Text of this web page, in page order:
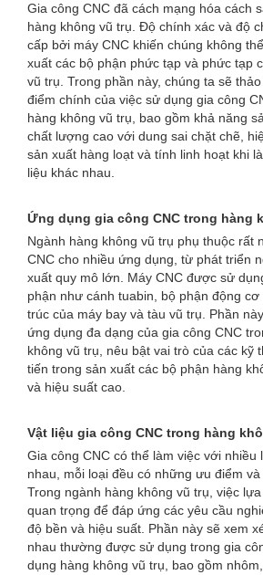
Gia công CNC đã cách mạng hóa cách
hàng không vũ trụ. Độ chính xác và độ
cấp bởi máy CNC khiến chúng không
xuất các bộ phận phức tạp và phức tạp
vũ trụ. Trong phần này, chúng ta sẽ
điểm chính của việc sử dụng gia công
hàng không vũ trụ, bao gồm khả năng
chất lượng cao với dung sai chặt chẽ,
sản xuất hàng loạt và tính linh hoạt khi
liệu khác nhau.
Ứng dụng gia công CNC trong hàng
Ngành hàng không vũ trụ phụ thuộc rất
CNC cho nhiều ứng dụng, từ phát triển
xuất quy mô lớn. Máy CNC được sử
phận như cánh tuabin, bộ phận động
trúc của máy bay và tàu vũ trụ. Phần
ứng dụng đa dạng của gia công CNC
không vũ trụ, nêu bật vai trò của các kỹ
tiến trong sản xuất các bộ phận hàng
và hiệu suất cao.
Vật liệu gia công CNC trong hàng
Gia công CNC có thể làm việc với nhiều
nhau, mỗi loại đều có những ưu điểm và
Trong ngành hàng không vũ trụ, việc
quan trọng để đáp ứng các yêu cầu
độ bền và hiệu suất. Phần này sẽ xem
nhau thường được sử dụng trong gia
dụng hàng không vũ trụ, bao gồm